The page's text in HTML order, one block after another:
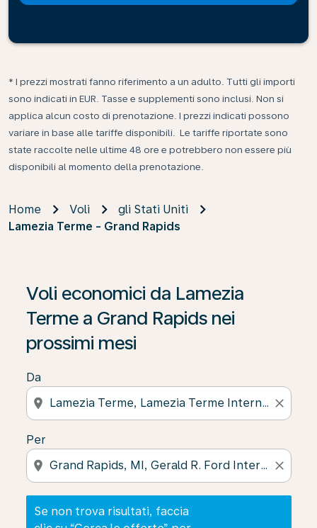
* I prezzi mostrati fanno riferimento a un adulto. Tutti gli importi
sono indicati in EUR. Tasse e supplementi sono inclusi. Non si
applica alcun costo di prenotazione. I prezzi indicati possono
variare in base alle tariffe disponibili. Le tariffe riportate sono
state raccolte nelle ultime 48 ore e potrebbero non essere più
disponibili al momento della prenotazione.
Home Voli
gli Stati Uniti
Lamezia Terme - Grand Rapids
Voli economici da Lamezia
Terme a Grand Rapids nei
prossimi mesi
Da
location_on close
Per
location_on close
Se non trova risultati, faccia
Se non trova risultati, faccia clic su “Cerca le offerte”